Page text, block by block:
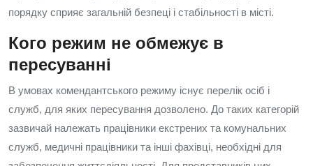
порядку сприяє загальній безпеці і стабільності в місті.
Кого режим не обмежує в
пересуванні
В умовах комендантського режиму існує перелік осіб і
служб, для яких пересування дозволено. До таких категорій
зазвичай належать працівники екстрених та комунальних
служб, медичні працівники та інші фахівці, необхідні для